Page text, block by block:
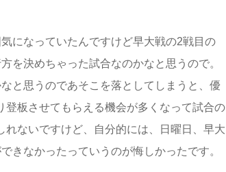
になっていたんですけど早大戦の2戦目の
を決めちゃった試合なのかなと思うので。
と思うのであそこを落としてしまうと、優
板させてもらえる機会が多くなって試合の
ないですけど、自分的には、日曜日、早大
きなかったっていうのが悔しかったです。